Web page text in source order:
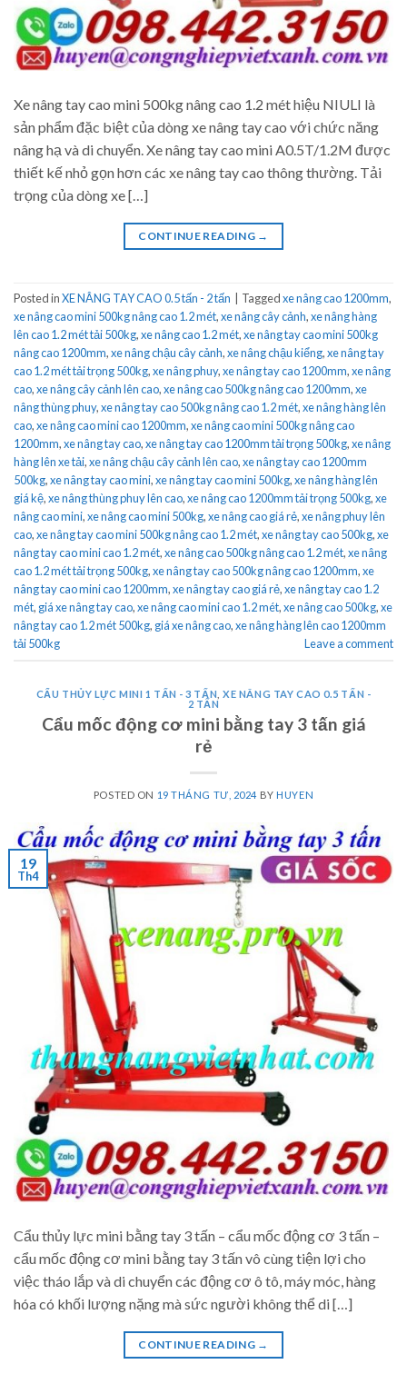
Xe nâng tay cao mini 500kg nâng cao 1.2 mét hiệu NIULI là
sản phẩm đặc biệt của dòng xe nâng tay cao với chức năng
nâng hạ và di chuyển. Xe nâng tay cao mini A0.5T/1.2M được
thiết kế nhỏ gọn hơn các xe nâng tay cao thông thường. Tải
trọng của dòng xe […]
CONTINUE READING →
Posted inXE NÂNG TAY CAO 0.5 tấn - 2 tấn Taggedxe nâng cao 1200mm,
xe nâng cao mini 500kg nâng cao 1.2 mét,xe nâng cây cảnh,xe nâng hàng
lên cao 1.2 mét tải 500kg,xe nâng cao 1.2 mét,xe nâng tay cao mini 500kg
nâng cao 1200mm,xe nâng chậu cây cảnh,xe nâng chậu kiểng,xe nâng tay
cao 1.2 mét tải trọng 500kg,xe nâng phuy,xe nâng tay cao 1200mm,xe nâng
cao,xe nâng cây cảnh lên cao,xe nâng cao 500kg nâng cao 1200mm,xe
nâng thùng phuy,xe nâng tay cao 500kg nâng cao 1.2 mét,xe nâng hàng lên
cao,xe nâng cao mini cao 1200mm,xe nâng cao mini 500kg nâng cao
1200mm,xe nâng tay cao,xe nâng tay cao 1200mm tải trọng 500kg,xe nâng
hàng lên xe tải,xe nâng chậu cây cảnh lên cao,xe nâng tay cao 1200mm
500kg,xe nâng tay cao mini,xe nâng tay cao mini 500kg,xe nâng hàng lên
giá kệ,xe nâng thùng phuy lên cao,xe nâng cao 1200mm tải trọng 500kg,xe
nâng cao mini,xe nâng cao mini 500kg,xe nâng cao giá rẻ,xe nâng phuy lên
cao,xe nâng tay cao mini 500kg nâng cao 1.2 mét,xe nâng tay cao 500kg,xe
nâng tay cao mini cao 1.2 mét,xe nâng cao 500kg nâng cao 1.2 mét,xe nâng
cao 1.2 mét tải trọng 500kg,xe nâng tay cao 500kg nâng cao 1200mm,xe
nâng tay cao mini cao 1200mm,xe nâng tay cao giá rẻ,xe nâng tay cao 1.2
mét, giá xe nâng tay cao,xe nâng cao mini cao 1.2 mét,xe nâng cao 500kg,xe
nâng tay cao 1.2 mét 500kg, giá xe nâng cao,xe nâng hàng lên cao 1200mm
tải 500kg
Leave a comment
CẨU THỦY LỰC MINI 1 TẤN - 3 TẤN ,XE NÂNG TAY CAO 0.5 TẤN -
2 TẤN
Cẩu mốc động cơ mini bằng tay 3 tấn giá
rẻ
POSTED ON 19 THÁNG TƯ, 2024 BYHUYEN
19
Th4
Cẩu thủy lực mini bằng tay 3 tấn – cẩu mốc động cơ 3 tấn –
cẩu mốc động cơ mini bằng tay 3 tấn vô cùng tiện lợi cho
việc tháo lắp và di chuyển các động cơ ô tô, máy móc, hàng
hóa có khối lượng nặng mà sức người không thể di […]
CONTINUE READING →